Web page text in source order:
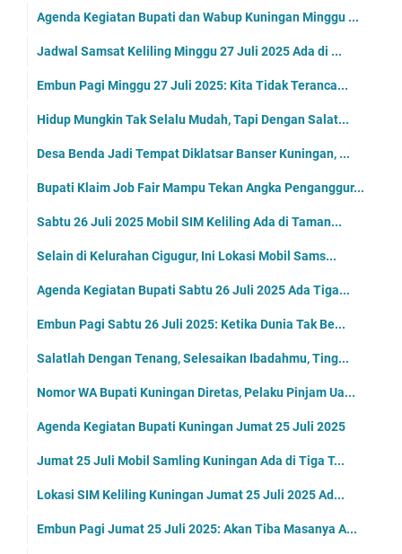
Agenda Kegiatan Bupati dan Wabup Kuningan Minggu ...
Jadwal Samsat Keliling Minggu 27 Juli 2025 Ada di ...
Embun Pagi Minggu 27 Juli 2025: Kita Tidak Teranca...
Hidup Mungkin Tak Selalu Mudah, Tapi Dengan Salat...
Desa Benda Jadi Tempat Diklatsar Banser Kuningan, ...
Bupati Klaim Job Fair Mampu Tekan Angka Penganggur...
Sabtu 26 Juli 2025 Mobil SIM Keliling Ada di Taman...
Selain di Kelurahan Cigugur, Ini Lokasi Mobil Sams...
Agenda Kegiatan Bupati Sabtu 26 Juli 2025 Ada Tiga...
Embun Pagi Sabtu 26 Juli 2025: Ketika Dunia Tak Be...
Salatlah Dengan Tenang, Selesaikan Ibadahmu, Ting...
Nomor WA Bupati Kuningan Diretas, Pelaku Pinjam Ua...
Agenda Kegiatan Bupati Kuningan Jumat 25 Juli 2025
Jumat 25 Juli Mobil Samling Kuningan Ada di Tiga T...
Lokasi SIM Keliling Kuningan Jumat 25 Juli 2025 Ad...
Embun Pagi Jumat 25 Juli 2025: Akan Tiba Masanya A...